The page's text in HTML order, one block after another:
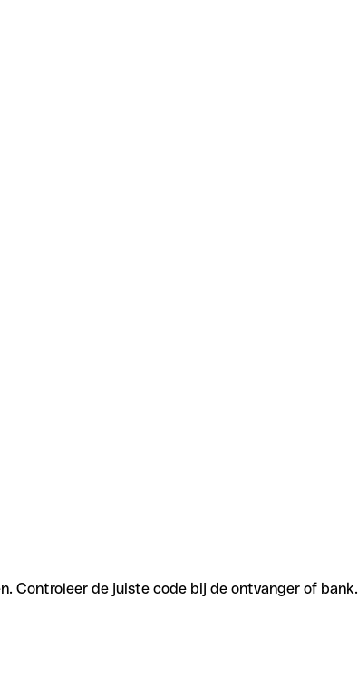
Controleer de juiste code bij de ontvanger of bank.